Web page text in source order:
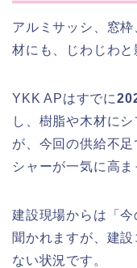
アルミサッシ、窓
材にも、じわじわと
YKK APはすでに
し、樹脂や木材に
が、今回の供給不
シャーが一気に高ま
建設現場からは「
聞かれますが、建
ない状況です。